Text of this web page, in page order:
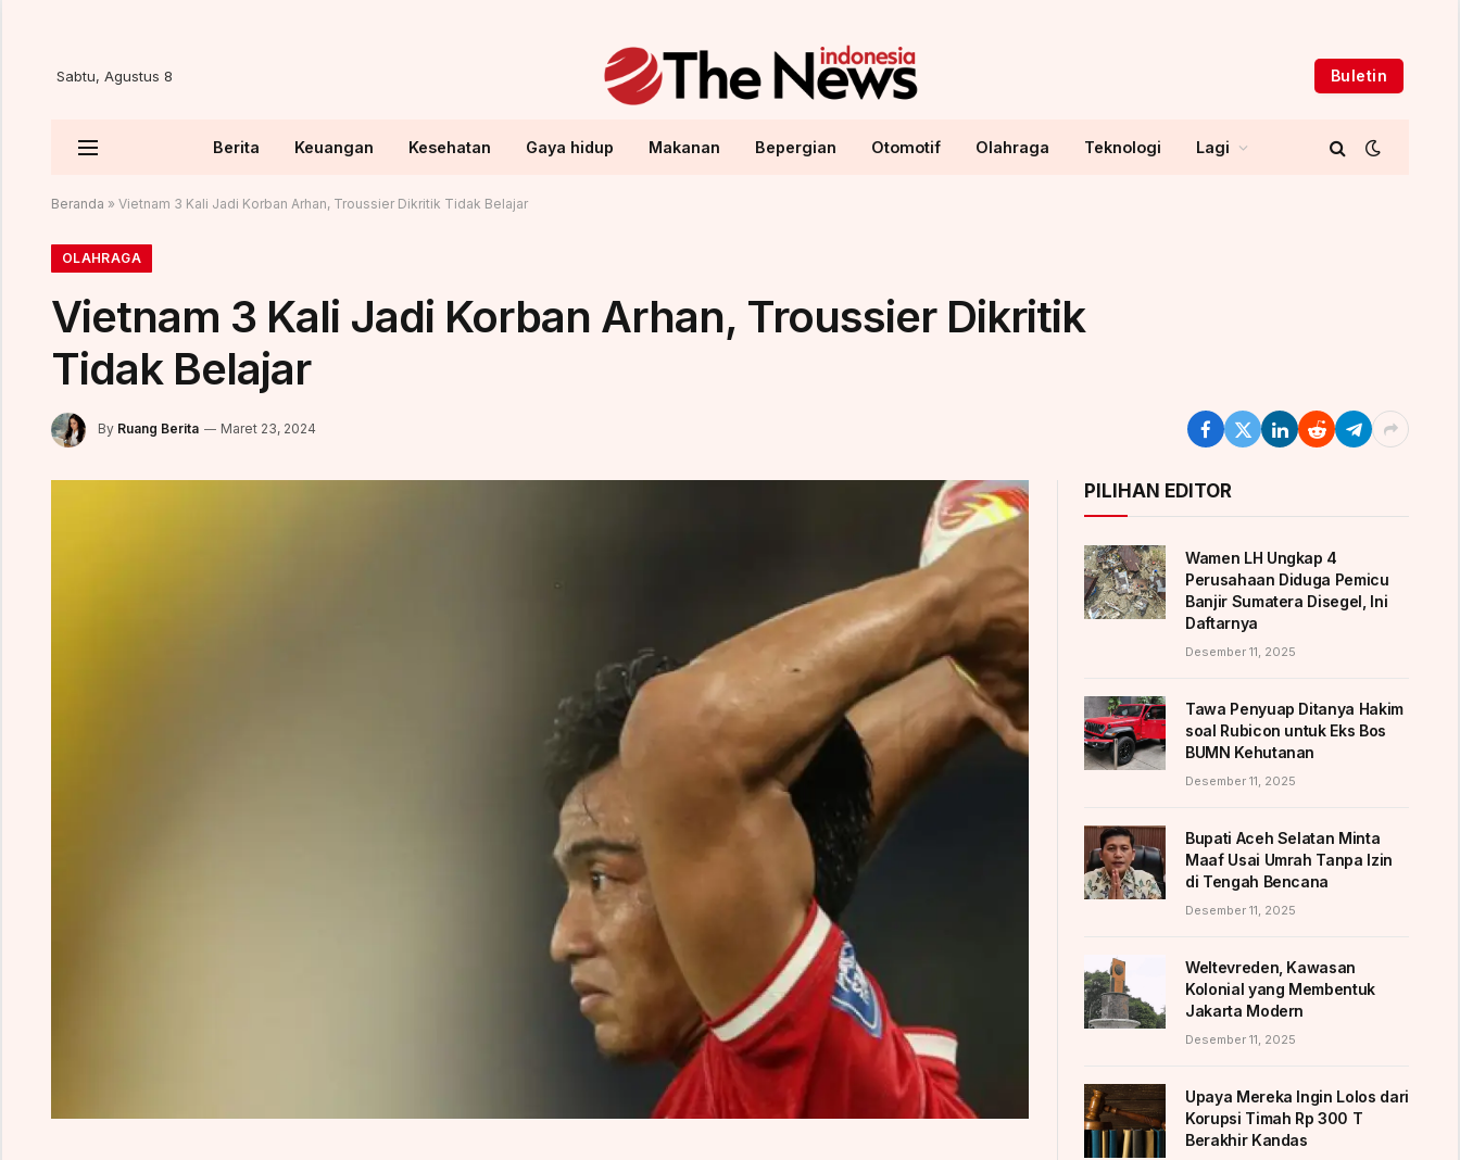
Sabtu, Agustus 8 Buletin
Berita Keuangan Kesehatan Gaya hidup Makanan Bepergian Otomotif Olahraga Teknologi Lagi
Beranda » Vietnam 3 Kali Jadi Korban Arhan, Troussier Dikritik Tidak Belajar
OLAHRAGA
Vietnam 3 Kali Jadi Korban Arhan, Troussier Dikritik
Tidak Belajar
By Ruang Berita Maret 23, 2024
PILIHAN EDITOR
Wamen LH Ungkap 4
Perusahaan Diduga Pemicu
Banjir Sumatera Disegel, Ini
Daftarnya
Desember 11, 2025
Tawa Penyuap Ditanya Hakim
soal Rubicon untuk Eks Bos
BUMN Kehutanan
Desember 11, 2025
Bupati Aceh Selatan Minta
Maaf Usai Umrah Tanpa Izin
di Tengah Bencana
Desember 11, 2025
Weltevreden, Kawasan
Kolonial yang Membentuk
Jakarta Modern
Desember 11, 2025
Upaya Mereka Ingin Lolos dari
Korupsi Timah Rp 300 T
Berakhir Kandas